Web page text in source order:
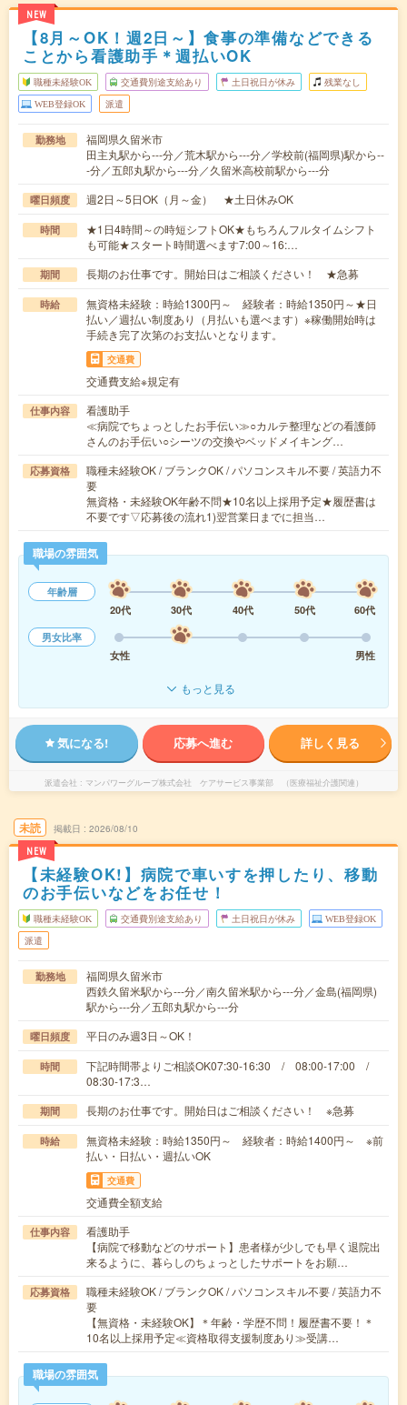
NEW
【8月～OK！週2日～】食事の準備などできる
ことから看護助手＊週払いOK
職種未経験OK 交通費別途支給あり 土日祝日が休み 残業なし
WEB登録OK 派遣
勤務地
福岡県久留米市
田主丸駅から---分／荒木駅から---分／学校前(福岡県)駅から--
-分／五郎丸駅から---分／久留米高校前駅から---分
曜日頻度 週2日～5日OK（月～金） ★土日休みOK
時間
★1日4時間～の時短シフトOK★もちろんフルタイムシフト
も可能★スタート時間選べます7:00～16:…
期間 長期のお仕事です。開始日はご相談ください！ ★急募
時給
無資格未経験：時給1300円～ 経験者：時給1350円～★日
払い／週払い制度あり（月払いも選べます）※稼働開始時は
手続き完了次第のお支払いとなります。
交通費
交通費支給※規定有
仕事内容
看護助手
≪病院でちょっとしたお手伝い≫○カルテ整理などの看護師
さんのお手伝い○シーツの交換やベッドメイキング…
応募資格
職種未経験OK / ブランクOK / パソコンスキル不要 / 英語力不
要
無資格・未経験OK年齢不問★10名以上採用予定★履歴書は
不要です▽応募後の流れ1)翌営業日までに担当…
職場の雰囲気
年齢層
20代
30代 40代 50代
60代
男女比率
女性
男性
もっと見る
気になる! 応募へ進む 詳しく見る
派遣会社 マンパワーグループ株式会社 ケアサービス事業部 （医療福祉介護関連）
未読
NEW
掲載日 2026/08/10
【未経験OK!】病院で車いすを押したり、移動
のお手伝いなどをお任せ！
職種未経験OK 交通費別途支給あり 土日祝日が休み WEB登録OK
派遣
勤務地
福岡県久留米市
西鉄久留米駅から---分／南久留米駅から---分／金島(福岡県)
駅から---分／五郎丸駅から---分
曜日頻度 平日のみ週3日～OK！
時間
下記時間帯よりご相談OK07:30-16:30 / 08:00-17:00 /
08:30-17:3…
期間 長期のお仕事です。開始日はご相談ください！ ※急募
時給
無資格未経験：時給1350円～ 経験者：時給1400円～ ※前
払い・日払い・週払いOK
交通費
交通費全額支給
仕事内容
看護助手
【病院で移動などのサポート】患者様が少しでも早く退院出
来るように、暮らしのちょっとしたサポートをお願…
応募資格
職種未経験OK / ブランクOK / パソコンスキル不要 / 英語力不
要
【無資格・未経験OK】＊年齢・学歴不問！履歴書不要！＊
10名以上採用予定≪資格取得支援制度あり≫受講…
職場の雰囲気